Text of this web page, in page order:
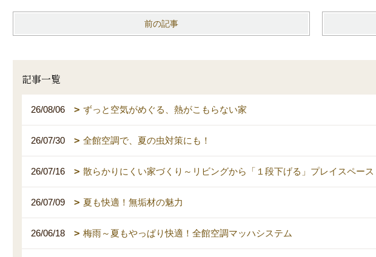
前の記事
記事一覧
26/08/06 ずっと空気がめぐる、熱がこもらない家
26/07/30 全館空調で、夏の虫対策にも！
26/07/16 散らかりにくい家づくり～リビングから「１段下げる」プレイスペース
26/07/09 夏も快適！無垢材の魅力
26/06/18 梅雨～夏もやっぱり快適！全館空調マッハシステム